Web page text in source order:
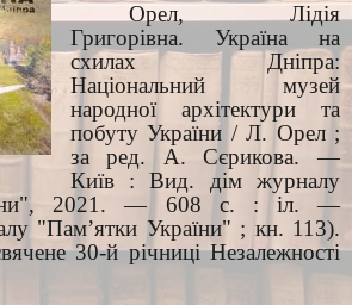
Орел, Лідія
Григорівна. Україна на
схилах Дніпра:
Національний музей
народної архітектури та
побуту України / Л. Орел ;
за ред. А. Сєрикова. —
Київ : Вид. дім журналу
2021. — 608 с. : іл. —
"Пам’ятки України" ; кн. 113).
30-й річниці Незалежності